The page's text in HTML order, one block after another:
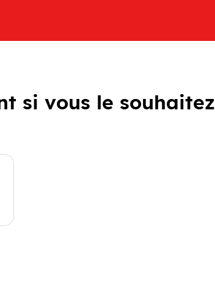
si vous le souhaitez